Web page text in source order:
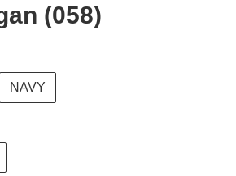
(058)
NAVY